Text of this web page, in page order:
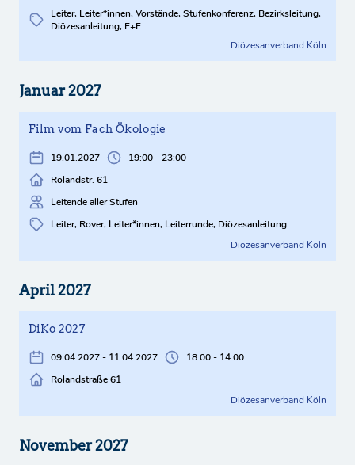
Leiter, Leiter*innen, Vorstände, Stufenkonferenz, Bezirksleitung,
Diözesanleitung, F+F
Diözesanverband Köln
Januar 2027
Film vom Fach Ökologie
19.01.2027
19:00 - 23:00
Rolandstr. 61
Leitende aller Stufen
Leiter, Rover, Leiter*innen, Leiterrunde, Diözesanleitung
Diözesanverband Köln
April 2027
DiKo 2027
09.04.2027 - 11.04.2027
18:00 - 14:00
Rolandstraße 61
Diözesanverband Köln
November 2027